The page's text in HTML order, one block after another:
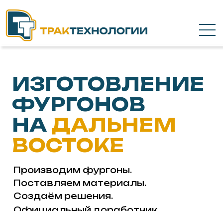
Официальный доработчик
ФУРГОНОВ
НАДАЛЬНЕМ
ВОСТОКЕ
Производим фургоны.
Поставляем материалы.
Создаём решения.